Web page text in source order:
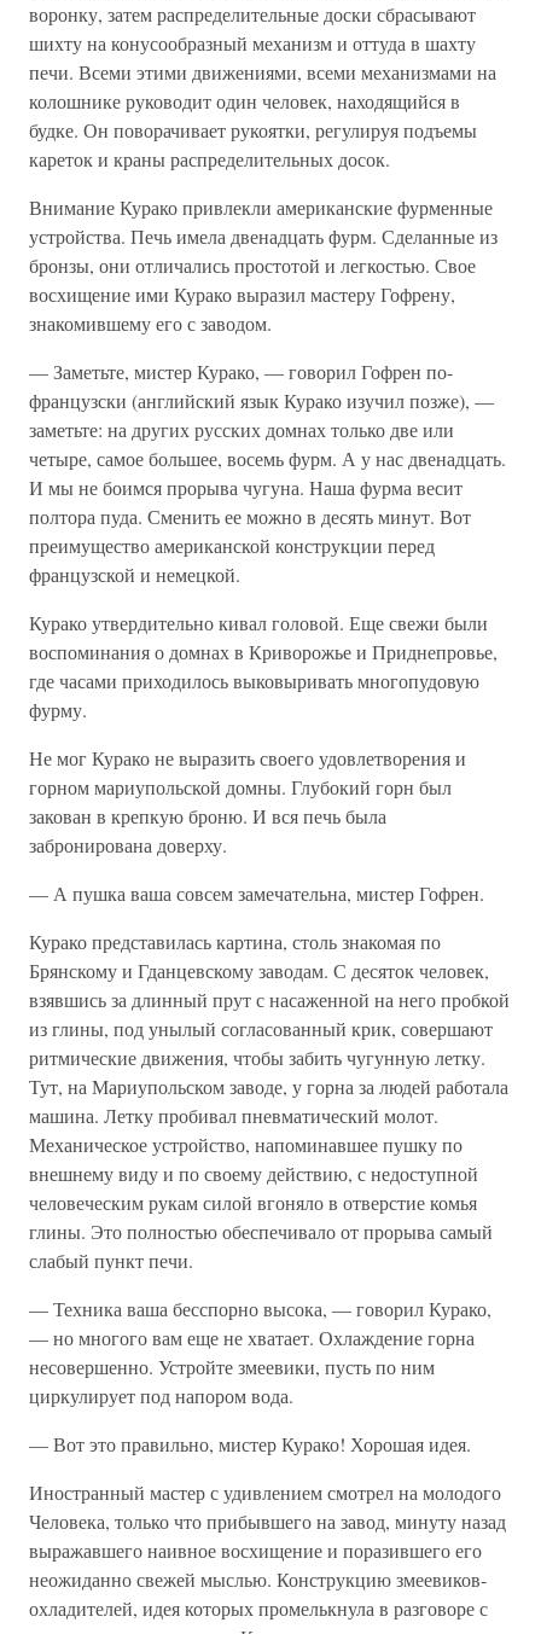
воронку, затем распределительные доски сбрасывают
шихту на конусообразный механизм и оттуда в шахту
печи. Всеми этими движениями, всеми механизмами на
колошнике руководит один человек, находящийся в
будке. Он поворачивает рукоятки, регулируя подъемы
кареток и краны распределительных досок.
Внимание Курако привлекли американские фурменные
устройства. Печь имела двенадцать фурм. Сделанные из
бронзы, они отличались простотой и легкостью. Свое
восхищение ими Курако выразил мастеру Гофрену,
знакомившему его с заводом.
— Заметьте, мистер Курако, — говорил Гофрен по-
французски (английский язык Курако изучил позже), —
заметьте: на других русских домнах только две или
четыре, самое большее, восемь фурм. А у нас двенадцать.
И мы не боимся прорыва чугуна. Наша фурма весит
полтора пуда. Сменить ее можно в десять минут. Вот
преимущество американской конструкции перед
французской и немецкой.
Курако утвердительно кивал головой. Еще свежи были
воспоминания о домнах в Криворожье и Приднепровье,
где часами приходилось выковыривать многопудовую
фурму.
Не мог Курако не выразить своего удовлетворения и
горном мариупольской домны. Глубокий горн был
закован в крепкую броню. И вся печь была
забронирована доверху.
— А пушка ваша совсем замечательна, мистер Гофрен.
Курако представилась картина, столь знакомая по
Брянскому и Гданцевскому заводам. С десяток человек,
взявшись за длинный прут с насаженной на него пробкой
из глины, под унылый согласованный крик, совершают
ритмические движения, чтобы забить чугунную летку.
Тут, на Мариупольском заводе, у горна за людей работала
машина. Летку пробивал пневматический молот.
Механическое устройство, напоминавшее пушку по
внешнему виду и по своему действию, с недоступной
человеческим рукам силой вгоняло в отверстие комья
глины. Это полностью обеспечивало от прорыва самый
слабый пункт печи.
— Техника ваша бесспорно высока, — говорил Курако,
— но многого вам еще не хватает. Охлаждение горна
несовершенно. Устройте змеевики, пусть по ним
циркулирует под напором вода.
— Вот это правильно, мистер Курако! Хорошая идея.
Иностранный мастер с удивлением смотрел на молодого
Человека, только что прибывшего на завод, минуту назад
выражавшего наивное восхищение и поразившего его
неожиданно свежей мыслью. Конструкцию змеевиков-
охладителей, идея которых промелькнула в разговоре с